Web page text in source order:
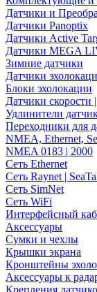
Датчики и
Датчики Panoptix
Датчики Active
Датчики MEGA
Зимние датчики
Датчики
Блоки эхолокации
Датчики скорости
Удлинители
Переходники для
NMEA, Ethernet,
NMEA 0183 | 2000
Сеть Ethernet
Сеть Raynet |
Сеть SimNet
Сеть WiFi
Интерфейсный
Аксессуары
Сумки и чехлы
Крышки экрана
Кронштейны
Аксессуары к
Крепления